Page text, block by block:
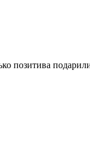
позитива